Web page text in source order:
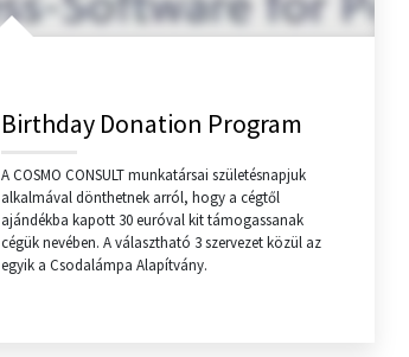
Birthday Donation Program
A COSMO CONSULT munkatársai születésnapjuk
alkalmával dönthetnek arról, hogy a cégtől
ajándékba kapott 30 euróval kit támogassanak
cégük nevében. A választható 3 szervezet közül az
egyik a Csodalámpa Alapítvány.